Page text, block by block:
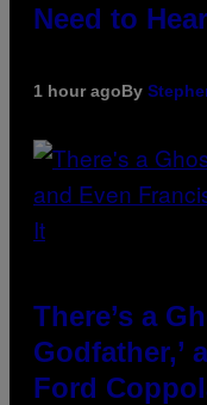
Need to
1 hour agoBy
There’s a
Godfather,’
Ford